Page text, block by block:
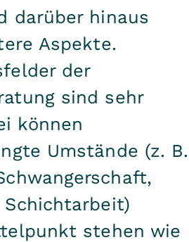
darüber hinaus
Aspekte.
der
sind sehr
können
Umstände (z. B.
Schichtarbeit)
stehen wie